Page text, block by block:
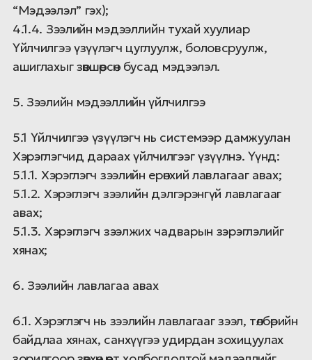
“Мэдээлэл” гэх);
4.1.4. Зээлийн мэдээллийн тухай хуулиар
Үйлчилгээ үзүүлэгч цуглуулж, боловсруулж,
ашиглахыг зөвшөөрсөн бусад мэдээлэл.
5. Зээлийн мэдээллийн үйлчилгээ
5.1 Үйлчилгээ үзүүлэгч нь системээр дамжуулан
Хэрэглэгчид дараах үйлчилгээг үзүүлнэ. Үүнд:
5.1.1. Хэрэглэгч зээлийн ерөнхий лавлагааг авах;
5.1.2. Хэрэглэгч зээлийн дэлгэрэнгүй лавлагааг
авах;
5.1.3. Хэрэглэгч зээлжих чадварын зэрэглэлийг
хянах;
6. Зээлийн лавлагаа авах
6.1. Хэрэглэгч нь зээлийн лавлагааг зээл, төлбөрийн
байдлаа хянах, санхүүгээ удирдан зохицуулах